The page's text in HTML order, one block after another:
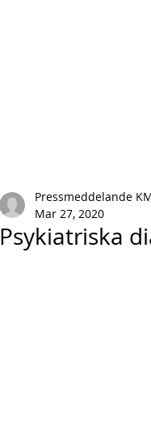
Psykiatriska
Pressmeddelande
Mar 27, 2020